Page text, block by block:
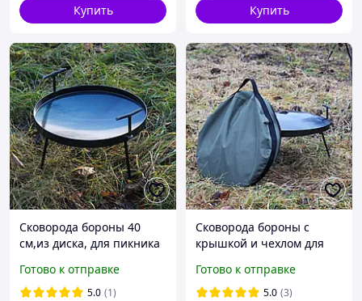
Купить Купить
Сковорода бороны 40
см,из диска, для пикника
мангала
Готово к отправке
5.0 (1)
Сковорода бороны с
крышкой и чехлом для
костра
Готово к отправке
5.0 (3)